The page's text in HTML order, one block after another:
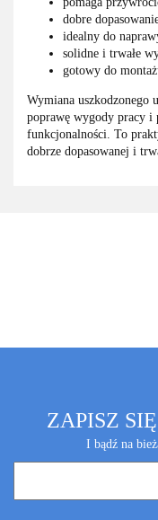
dobre
idealny do
solidne i trwałe
gotowy do
Wymiana uszkodzonego
poprawę wygody pracy i
funkcjonalności. To
dobrze dopasowanej i
ZAPISZ
I bądź na